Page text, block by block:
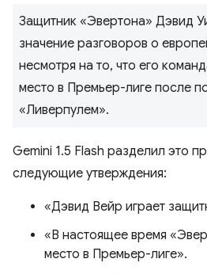
Защитник «Эвертона» Дэвид
значение разговоров о
несмотря на то, что его
место в Премьер-лиге после
«Ливерпулем».
Gemini 1.5 Flash разделил это
следующие утверждения:
«Дэвид Вейр играет
«В настоящее время
место в Премьер-лиге».